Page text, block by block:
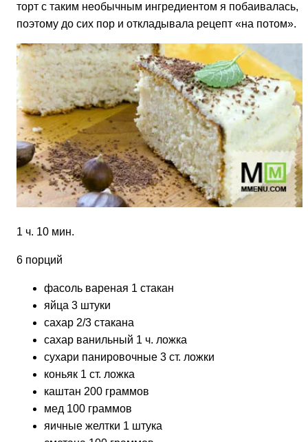
торт с таким необычным ингредиентом я побаивалась,
поэтому до сих пор и откладывала рецепт «на потом».
1 ч. 10 мин.
6 порций
фасоль вареная 1 стакан
яйца 3 штуки
сахар 2/3 стакана
сахар ванильный 1 ч. ложка
сухари панировочные 3 ст. ложки
коньяк 1 ст. ложка
каштан 200 граммов
мед 100 граммов
яичные желтки 1 штука